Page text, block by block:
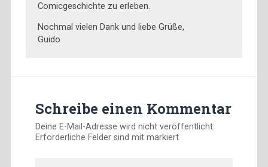
Comicgeschichte zu erleben.
Nochmal vielen Dank und liebe Grüße,
Guido
Schreibe einen Kommentar
Deine E-Mail-Adresse wird nicht veröffentlicht.
Erforderliche Felder sind mitmarkiert